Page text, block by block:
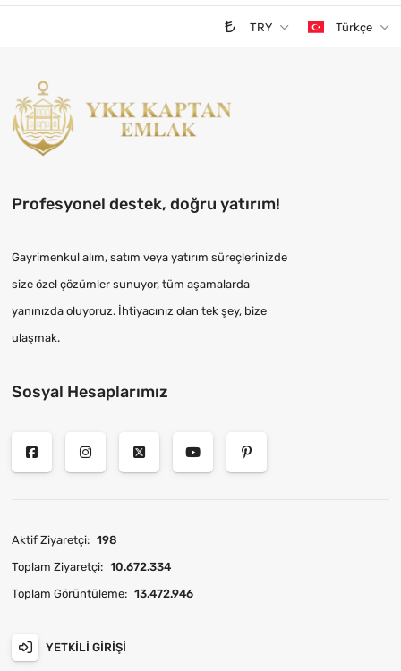
TRY Türkçe
Profesyonel destek, doğru yatırım!
Gayrimenkul alım, satım veya yatırım süreçlerinizde
size özel çözümler sunuyor, tüm aşamalarda
yanınızda oluyoruz. İhtiyacınız olan tek şey, bize
ulaşmak.
Sosyal Hesaplarımız
Aktif Ziyaretçi: 198
Toplam Ziyaretçi: 10.672.334
Toplam Görüntüleme: 13.472.946
YETKILI GIRIŞI